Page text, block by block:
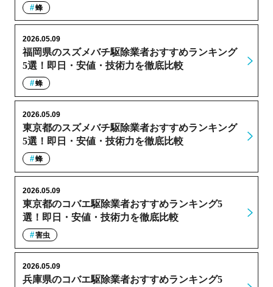
蜂
福岡県のスズメバチ駆除業者おすすめランキング
5選！即日・安値・技術力を徹底比較
2026.05.09
蜂
東京都のスズメバチ駆除業者おすすめランキング
5選！即日・安値・技術力を徹底比較
2026.05.09
蜂
東京都のコバエ駆除業者おすすめランキング5
選！即日・安値・技術力を徹底比較
2026.05.09
害虫
兵庫県のコバエ駆除業者おすすめランキング5
2026.05.09